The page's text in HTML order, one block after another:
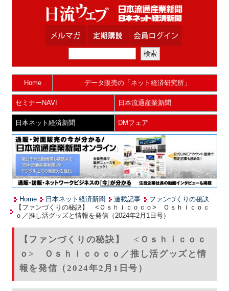
Home データ販売の「ネット経済研究所」
セミナーNAVI 日本流通産業新聞
日本ネット経済新聞 DMフェア
Home 日本ネット経済新聞 連載記事
ファンづくりの秘訣
【ファンづくりの秘訣】 <Ｏｓｈｉｃｏｃｏ> Ｏｓｈｉｃｏｃ
ｏ／推し活グッズと情報を発信（2024年2月1日号）
【ファンづくりの秘訣】 <Ｏｓｈｉｃｏｃ
ｏ> Ｏｓｈｉｃｏｃｏ／推し活グッズと情
報を発信（2024年2月1日号）